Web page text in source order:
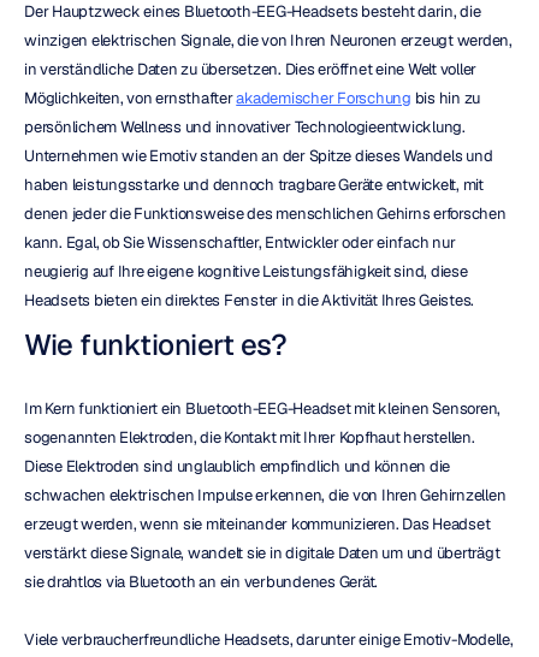
Der Hauptzweck eines Bluetooth-EEG-Headsets besteht darin, die
winzigen elektrischen Signale, die von Ihren Neuronen erzeugt werden,
in verständliche Daten zu übersetzen. Dies eröffnet eine Welt voller
Möglichkeiten, von ernsthafter akademischer Forschung bis hin zu
persönlichem Wellness und innovativer Technologieentwicklung.
Unternehmen wie Emotiv standen an der Spitze dieses Wandels und
haben leistungsstarke und dennoch tragbare Geräte entwickelt, mit
denen jeder die Funktionsweise des menschlichen Gehirns erforschen
kann. Egal, ob Sie Wissenschaftler, Entwickler oder einfach nur
neugierig auf Ihre eigene kognitive Leistungsfähigkeit sind, diese
Headsets bieten ein direktes Fenster in die Aktivität Ihres Geistes.
Wie funktioniert es?
Im Kern funktioniert ein Bluetooth-EEG-Headset mit kleinen Sensoren,
sogenannten Elektroden, die Kontakt mit Ihrer Kopfhaut herstellen.
Diese Elektroden sind unglaublich empfindlich und können die
schwachen elektrischen Impulse erkennen, die von Ihren Gehirnzellen
erzeugt werden, wenn sie miteinander kommunizieren. Das Headset
verstärkt diese Signale, wandelt sie in digitale Daten um und überträgt
sie drahtlos via Bluetooth an ein verbundenes Gerät.
Viele verbraucherfreundliche Headsets, darunter einige Emotiv-Modelle,